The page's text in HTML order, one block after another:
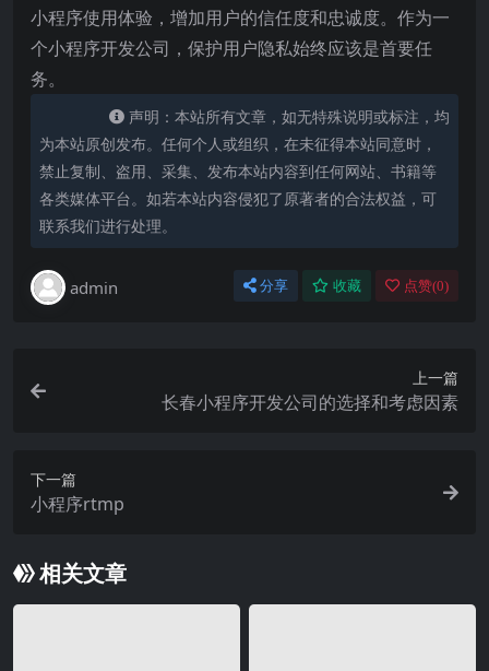
小程序使用体验，增加用户的信任度和忠诚度。作为一
个小程序开发公司，保护用户隐私始终应该是首要任
务。
声明：本站所有文章，如无特殊说明或标注，均
为本站原创发布。任何个人或组织，在未征得本站同意时，
禁止复制、盗用、采集、发布本站内容到任何网站、书籍等
各类媒体平台。如若本站内容侵犯了原著者的合法权益，可
联系我们进行处理。
admin 分享 收藏 点赞(0)
上一篇
长春小程序开发公司的选择和考虑因素
下一篇
小程序rtmp
相关文章